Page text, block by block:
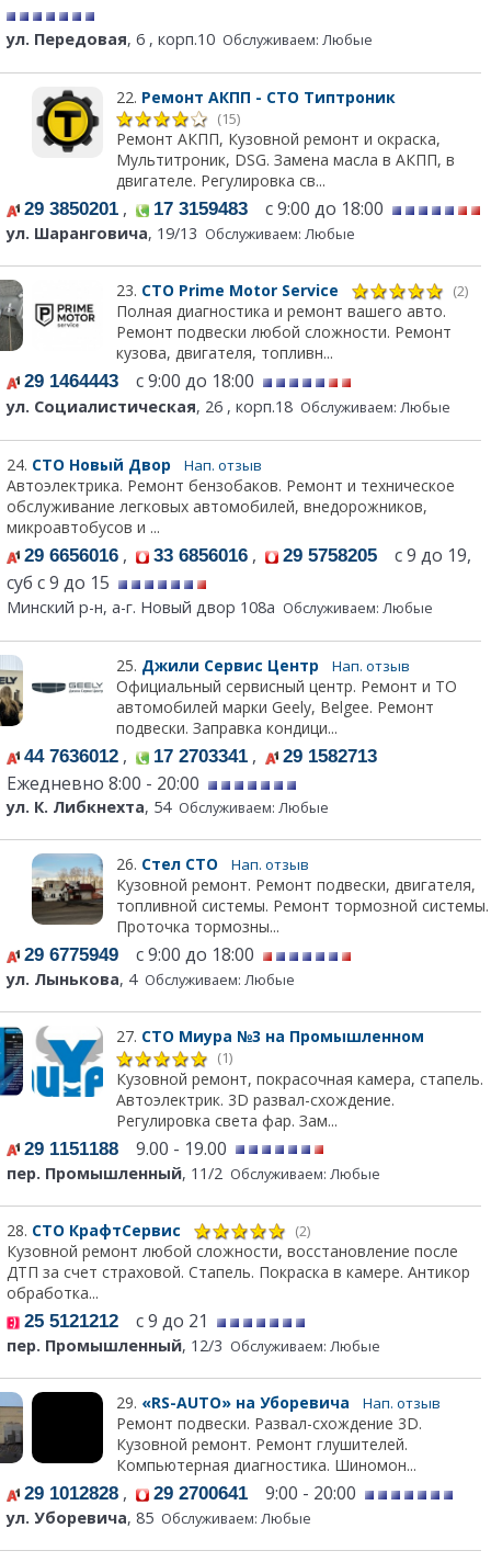
ул. Передовая, 6 , корп.10 Обслуживаем: Любые
22. Ремонт АКПП - СТО Типтроник
(15)
Ремонт АКПП, Кузовной ремонт и окраска,
Мультитроник, DSG. Замена масла в АКПП, в
двигателе. Регулировка св...
29 3850201 , 17 3159483 с 9:00 до 18:00
ул. Шаранговича, 19/13 Обслуживаем: Любые
23. СТО Prime Motor Service (2)
Полная диагностика и ремонт вашего авто.
Ремонт подвески любой сложности. Ремонт
кузова, двигателя, топливн...
29 1464443 с 9:00 до 18:00
ул. Социалистическая, 26 , корп.18 Обслуживаем: Любые
24. СТО Новый Двор Нап. отзыв
Автоэлектрика. Ремонт бензобаков. Ремонт и техническое
обслуживание легковых автомобилей, внедорожников,
микроавтобусов и ...
29 6656016 , 33 6856016 , 29 5758205 с 9 до 19,
суб с 9 до 15
Минский р-н, а-г. Новый двор 108а Обслуживаем: Любые
25. Джили Сервис Центр Нап. отзыв
Официальный сервисный центр. Ремонт и ТО
автомобилей марки Geely, Belgee. Ремонт
подвески. Заправка кондици...
44 7636012 , 17 2703341 , 29 1582713
Ежедневно 8:00 - 20:00
ул. К. Либкнехта, 54 Обслуживаем: Любые
26. Стел СТО Нап. отзыв
Кузовной ремонт. Ремонт подвески, двигателя,
топливной системы. Ремонт тормозной системы.
Проточка тормозны...
29 6775949 с 9:00 до 18:00
ул. Лынькова, 4 Обслуживаем: Любые
27. СТО Миура №3 на Промышленном
(1)
Кузовной ремонт, покрасочная камера, стапель.
Автоэлектрик. 3D развал-схождение.
Регулировка света фар. Зам...
29 1151188 9.00 - 19.00
пер. Промышленный, 11/2 Обслуживаем: Любые
28. СТО КрафтСервис (2)
Кузовной ремонт любой сложности, восстановление после
ДТП за счет страховой. Стапель. Покраска в камере. Антикор
обработка...
25 5121212 с 9 до 21
пер. Промышленный, 12/3 Обслуживаем: Любые
29. «RS-AUTO» на Уборевича Нап. отзыв
Ремонт подвески. Развал-схождение 3D.
Кузовной ремонт. Ремонт глушителей.
Компьютерная диагностика. Шиномон...
29 1012828 , 29 2700641 9:00 - 20:00
ул. Уборевича, 85 Обслуживаем: Любые